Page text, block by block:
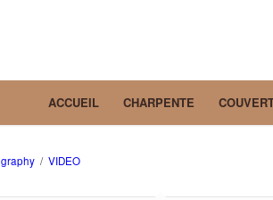
ACCUEIL CHARPENTE
/ VIDEO